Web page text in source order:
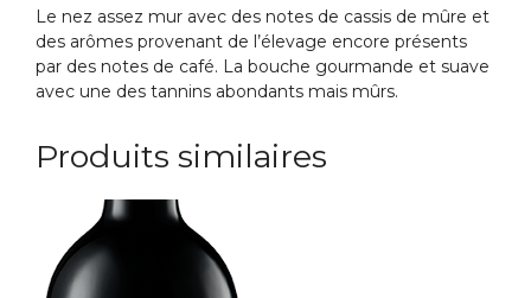
Le nez assez mur avec des notes de cassis de mûre et
des arômes provenant de l’élevage encore présents
par des notes de café. La bouche gourmande et suave
avec une des tannins abondants mais mûrs.
Produits similaires